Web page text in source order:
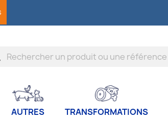
AUTRES TRANSFORMATIONS